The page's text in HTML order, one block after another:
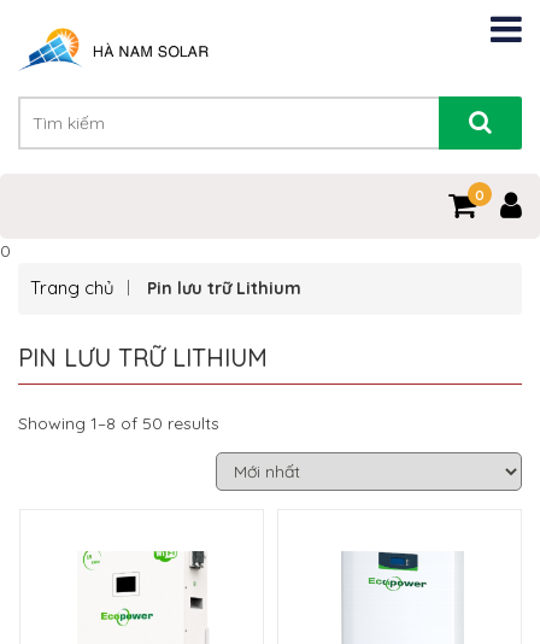
0
0
Trang chủ Pin lưu trữ Lithium
PIN LƯU TRỮ LITHIUM
Showing 1–8 of 50 results